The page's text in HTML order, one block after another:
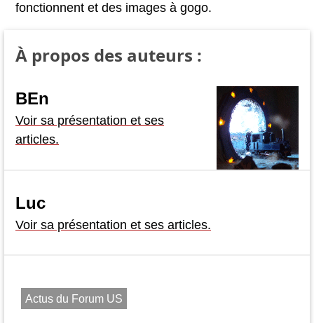
fonctionnent et des images à gogo.
À propos des auteurs :
BEn
Voir sa présentation et ses
articles.
Luc
Voir sa présentation et ses articles.
Actus du Forum US